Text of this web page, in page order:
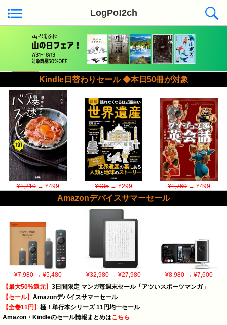
LogPo!2ch
Kindle日替わりセール ◆本日50冊が対象
¥1,210→ ¥499 ¥935→ ¥299 ¥1,760→ ¥499
Amazonデバイスサマーセール
¥7,980→ ¥5,480 ¥32,980→ ¥27,980 ¥8,980→ ¥7,600
【最大50%還元】 3日間限定 マンガ毎週末セール「アツいスポーツマンガ」
【セール】 Amazonデバイスサマーセール
【全巻11円】 極！単行本シリーズ 11円均一セール
Amazon・Kindleのセール情報まとめはこちら